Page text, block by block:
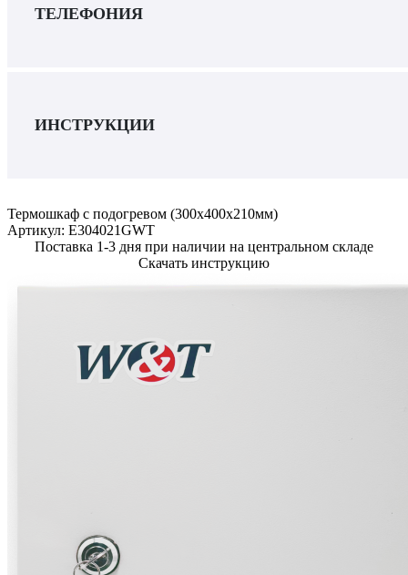
ТЕЛЕФОНИЯ
ИНСТРУКЦИИ
Термошкаф с подогревом (300x400x210мм)
Артикул: E304021GWT
Поставка 1-3 дня при наличии на центральном складе
Скачать инструкцию